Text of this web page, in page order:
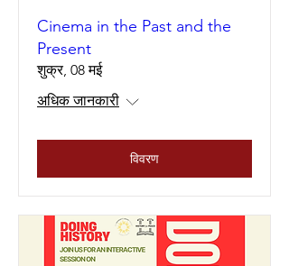
Cinema in the Past and the
Present
शुक्र, 08 मई
अधिक जानकारी
विवरण